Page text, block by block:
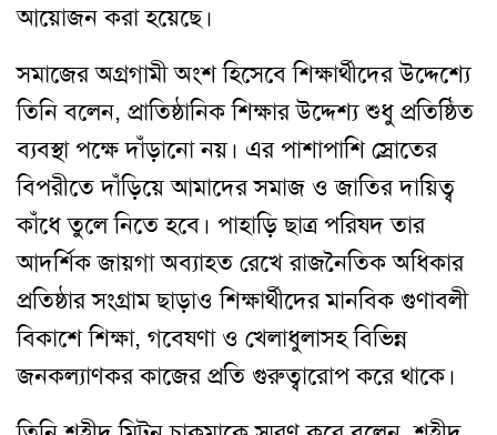
আয়োজন করা হয়েছে।
সমাজের অগ্রগামী অংশ হিসেবে শিক্ষার্থীদের উদ্দেশ্যে
তিনি বলেন, প্রাতিষ্ঠানিক শিক্ষার উদ্দেশ্য শুধু প্রতিষ্ঠিত
ব্যবস্থা পক্ষে দাঁড়ানো নয়। এর পাশাপাশি স্রোতের
বিপরীতে দাঁড়িয়ে আমাদের সমাজ ও জাতির দায়িত্ব
কাঁধে তুলে নিতে হবে। পাহাড়ি ছাত্র পরিষদ তার
আদর্শিক জায়গা অব্যাহত রেখে রাজনৈতিক অধিকার
প্রতিষ্ঠার সংগ্রাম ছাড়াও শিক্ষার্থীদের মানবিক গুণাবলী
বিকাশে শিক্ষা, গবেষণা ও খেলাধুলাসহ বিভিন্ন
জনকল্যাণকর কাজের প্রতি গুরুত্বারোপ করে থাকে।